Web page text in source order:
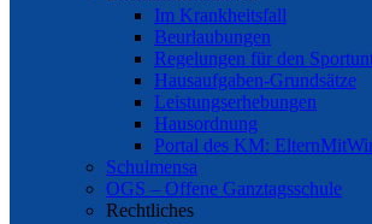
Im Krankheitsfall
Beurlaubungen
Regelungen für den
Hausaufgaben-Grundsätze
Leistungserhebungen
Hausordnung
Portal des KM:
Schulmensa
OGS – Offene Ganztagsschule
Rechtliches